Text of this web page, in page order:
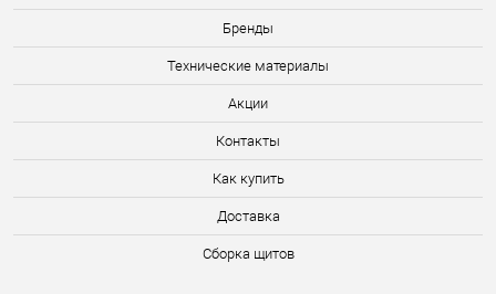
Бренды
Технические материалы
Акции
Контакты
Как купить
Доставка
Сборка щитов